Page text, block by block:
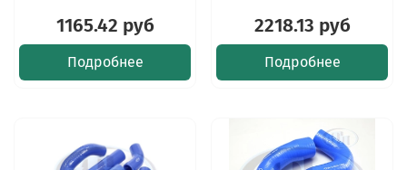
1165.42 руб
Подробнее
2218.13 руб
Подробнее